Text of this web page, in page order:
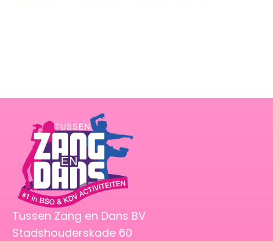
Tussen Zang en Dans BV
Stadshouderskade 60